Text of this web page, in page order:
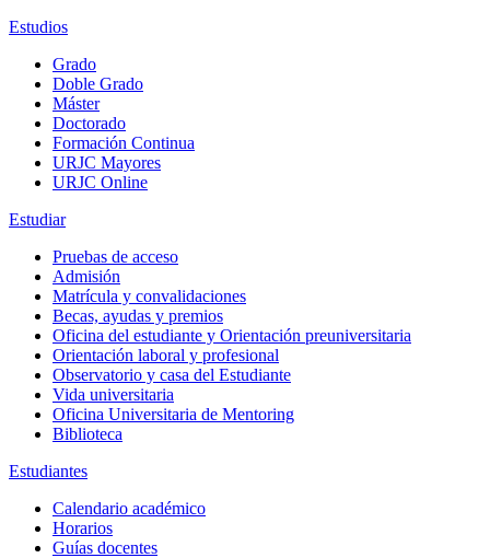
Estudios
Grado
Doble Grado
Máster
Doctorado
Formación Continua
URJC Mayores
URJC Online
Estudiar
Pruebas de acceso
Admisión
Matrícula y convalidaciones
Becas, ayudas y premios
Oficina del estudiante y Orientación preuniversitaria
Orientación laboral y profesional
Observatorio y casa del Estudiante
Vida universitaria
Oficina Universitaria de Mentoring
Biblioteca
Estudiantes
Calendario académico
Horarios
Guías docentes